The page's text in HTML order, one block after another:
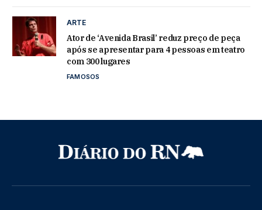
ARTE
Ator de ‘Avenida Brasil’ reduz preço de peça
após se apresentar para 4 pessoas em teatro
com 300 lugares
FAMOSOS